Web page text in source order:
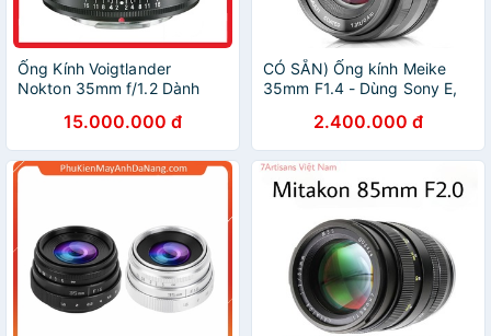
Ống Kính Voigtlander
Nokton 35mm f/1.2 Dành
15.000.000 đ
CÓ SẴN) Ống kính Meike
35mm F1.4 - Dùng Sony E,
Panasonic Olympus M43
2.400.000 đ